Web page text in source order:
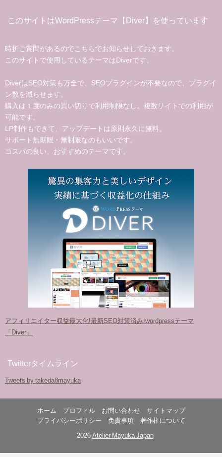
このサイトはWordPressテーマ【Diver】を使っています
時折ご質問があるのでこちらでお知らせしておきます。
このサイトで使用しているテーマはDiverです。
DiverはSEO対策も万全で、SEOプラグインが不要なので、プラグイ
ン数を減らせます。
購入は１度のみの買い切りで利用制限なし。複数サイトでの利用が
可能です。
LP制作もできて、アップデートは原則永久に無料。
サポート無期限・無制限なのもいいです。
コスパの良い、おすすめのテーマです。
アフィリエイター収益最大化!最新SEO対策済み!wordpressテーマ
「Diver」
Twitterタイムライン
Tweets by takeda8mayuka
ホーム プロフィル お問い合わせ
サイトマップ
プライバシーポリシー
免責事項 著作権について
© 2026 Atelier Mayuka Japan